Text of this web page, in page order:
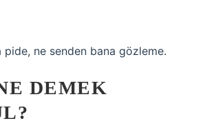
pide, ne senden bana gözleme.
DEMEK